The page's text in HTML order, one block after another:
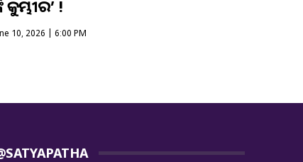
କୁମ୍ଭୀର’ !
10, 2026 | 6:00 PM